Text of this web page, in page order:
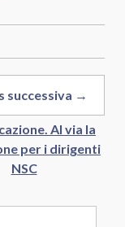
successiva →
Al via la
per i dirigenti
NSC